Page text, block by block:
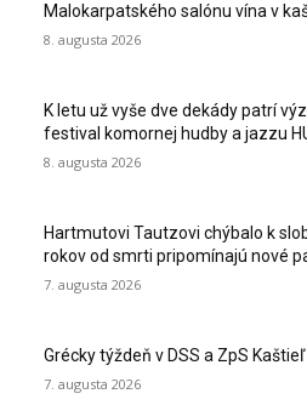
Malokarpatského salónu vína v
8. augusta 2026
K letu už vyše dve dekády patrí
festival komornej hudby a jazzu
8. augusta 2026
Hartmutovi Tautzovi chýbalo k
rokov od smrti pripomínajú nové
7. augusta 2026
Grécky týždeň v DSS a ZpS Kaštieľ
7. augusta 2026